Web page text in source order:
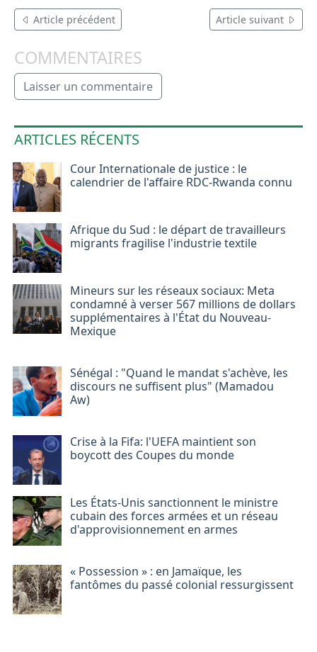
Article précédent Article suivant
COMMENTAIRES
Laisser un commentaire
ARTICLES RÉCENTS
Cour Internationale de justice : le
calendrier de l'affaire RDC-Rwanda connu
Afrique du Sud : le départ de travailleurs
migrants fragilise l'industrie textile
Mineurs sur les réseaux sociaux: Meta
condamné à verser 567 millions de dollars
supplémentaires à l'État du Nouveau-
Mexique
Sénégal : "Quand le mandat s'achève, les
discours ne suffisent plus" (Mamadou
Aw)
Crise à la Fifa: l'UEFA maintient son
boycott des Coupes du monde
Les États-Unis sanctionnent le ministre
cubain des forces armées et un réseau
d'approvisionnement en armes
« Possession » : en Jamaïque, les
fantômes du passé colonial ressurgissent